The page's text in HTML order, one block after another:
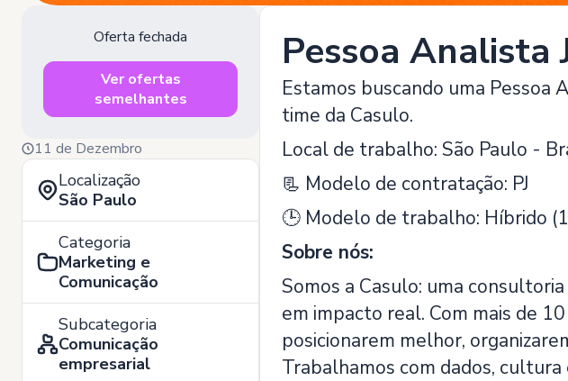
Oferta fechada
Ver ofertas
semelhantes
11 de Dezembro
Localização
São Paulo
Categoria
Marketing e
Comunicação
Subcategoria
Comunicação
empresarial
Pessoa Analista
Estamos buscando uma Pessoa
time da Casulo.
Local de trabalho: São Paulo -
📃 Modelo de contratação: PJ
🕒 Modelo de trabalho: Híbrido
Sobre nós:
Somos a Casulo: uma
em impacto real. Com mais de
posicionarem melhor,
Trabalhamos com dados,